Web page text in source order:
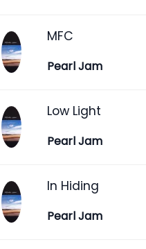
MFC
Pearl Jam
Low Light
Pearl Jam
In Hiding
Pearl Jam